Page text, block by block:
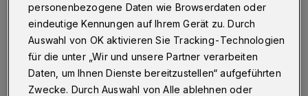
verletzt
Wuppertal·Ein Radfahrer hat sich am Freitag (13. Juni
2025) nach einem Sturz auf der Wuppertaler
Nordbahntrasse schwere Verletzungen zugezogen.
personenbezogene Daten wie Browserdaten oder
eindeutige Kennungen auf Ihrem Gerät zu. Durch
Auswahl von OK aktivieren Sie Tracking-Technologien
für die unter „Wir und unsere Partner verarbeiten
Daten, um Ihnen Dienste bereitzustellen“ aufgeführten
Zwecke. Durch Auswahl von Alle ablehnen oder